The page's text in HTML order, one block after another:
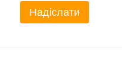
Надіслати